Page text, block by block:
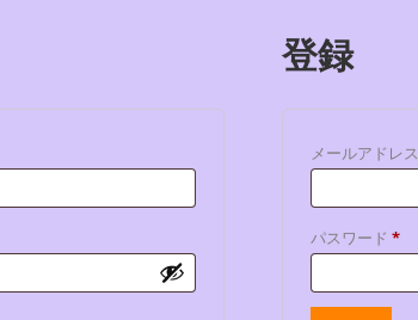
登録
メールアドレス
パスワード *必